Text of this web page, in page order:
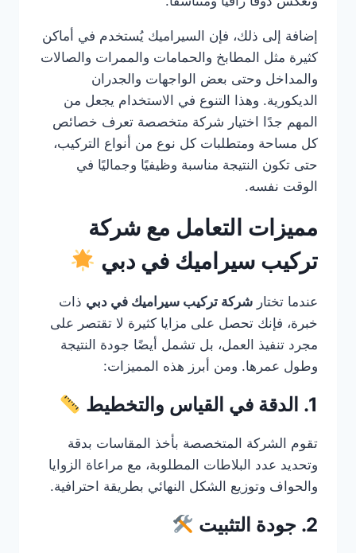
إضافة إلى ذلك، فإن السيراميك يُستخدم في أماكن
كثيرة مثل المطابخ والحمامات والممرات والصالات
والمداخل وحتى بعض الواجهات والجدران
الديكورية. وهذا التنوع في الاستخدام يجعل من
المهم جدًا اختيار شركة متخصصة تعرف خصائص
كل مساحة ومتطلبات كل نوع من أنواع التركيب،
حتى تكون النتيجة مناسبة وظيفيًا وجماليًا في
الوقت نفسه.
مميزات التعامل مع شركة
تركيب سيراميك في دبي
عندما تختار شركة تركيب سيراميك في دبي ذات
خبرة، فإنك تحصل على مزايا كثيرة لا تقتصر على
مجرد تنفيذ العمل، بل تشمل أيضًا جودة النتيجة
وطول عمرها. ومن أبرز هذه المميزات:
1. الدقة في القياس والتخطيط
تقوم الشركة المتخصصة بأخذ المقاسات بدقة
وتحديد عدد البلاطات المطلوبة، مع مراعاة الزوايا
والحواف وتوزيع الشكل النهائي بطريقة احترافية.
2. جودة التثبيت